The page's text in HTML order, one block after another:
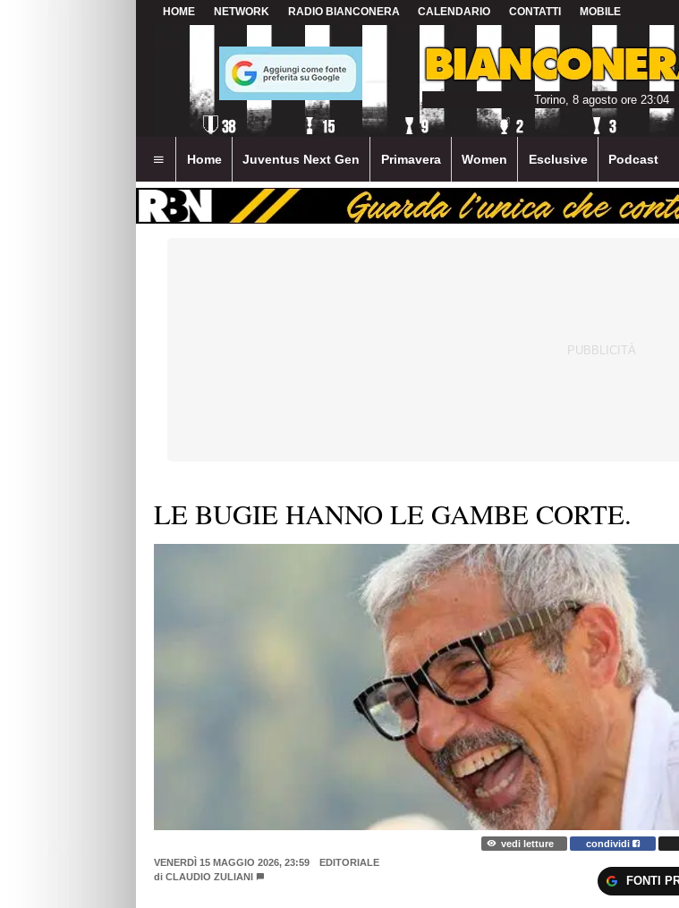
HOME NETWORK RADIO BIANCONERA CALENDARIO CONTATTI MOBILE
Torino, 8 agosto ore 23:04
Home Juventus Next Gen Primavera Women Esclusive Podcast
LE BUGIE HANNO LE GAMBE CORTE.
vedi letture condividi
VENERDÌ 15 MAGGIO 2026, 23:59
EDITORIALE
di CLAUDIO ZULIANI FONTI